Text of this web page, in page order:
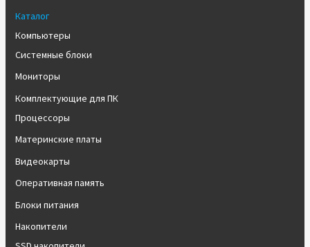
Каталог
Компьютеры
Системные блоки
Мониторы
Комплектующие для ПК
Процессоры
Материнские платы
Видеокарты
Оперативная память
Блоки питания
Накопители